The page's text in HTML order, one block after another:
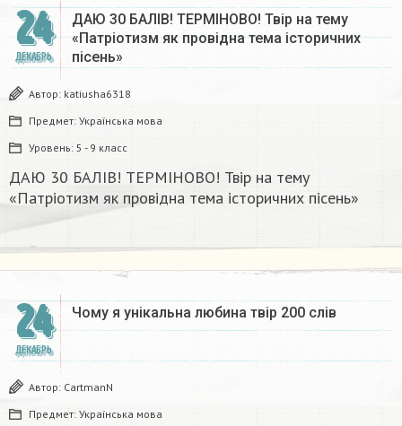
24
ДЕКАБРЬ
ДАЮ 30 БАЛІВ! ТЕРМІНОВО! Твір на тему
«Патріотизм як провідна тема історичних
пісень»
Автор: katiusha6318
Предмет: Українська мова
Уровень: 5 - 9 класс
ДАЮ 30 БАЛІВ! ТЕРМІНОВО! Твір на тему
«Патріотизм як провідна тема історичних пісень»
24
ДЕКАБРЬ
Чому я унікальна любина твір 200 слів
Автор: CartmanN
Предмет: Українська мова